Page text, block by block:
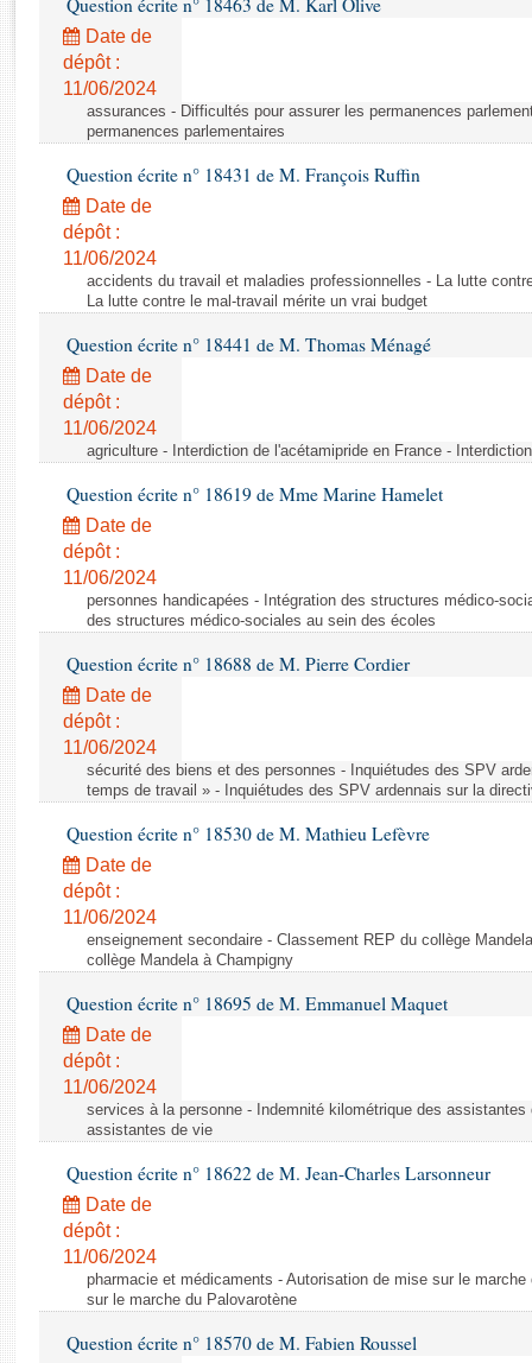
Rapports d'enquête
Rapports législatifs
Rapports sur l'application des lois
Baromètre de l’application des lois
Budget et sécurité sociale
Questions écrites et orales
Comptes rendus des débats
Question écrite n° 18463 de M. Karl Olive
Date de
dépôt :
11/06/2024
assurances - Difficultés pour assurer les permanences
permanences parlementaires
Question écrite n° 18431 de M. François Ruffin
Date de
dépôt :
11/06/2024
accidents du travail et maladies professionnelles - La lutte
La lutte contre le mal-travail mérite un vrai budget
Question écrite n° 18441 de M. Thomas Ménagé
Date de
dépôt :
11/06/2024
agriculture - Interdiction de l'acétamipride en France -
Question écrite n° 18619 de Mme Marine Hamelet
Date de
dépôt :
11/06/2024
personnes handicapées - Intégration des structures médico-
des structures médico-sociales au sein des écoles
Question écrite n° 18688 de M. Pierre Cordier
Date de
dépôt :
11/06/2024
sécurité des biens et des personnes - Inquiétudes des SPV
temps de travail » - Inquiétudes des SPV ardennais sur la
Question écrite n° 18530 de M. Mathieu Lefèvre
Date de
dépôt :
11/06/2024
enseignement secondaire - Classement REP du collège
collège Mandela à Champigny
Question écrite n° 18695 de M. Emmanuel Maquet
Date de
dépôt :
11/06/2024
services à la personne - Indemnité kilométrique des
assistantes de vie
Question écrite n° 18622 de M. Jean-Charles Larsonneur
Date de
dépôt :
11/06/2024
pharmacie et médicaments - Autorisation de mise sur le
sur le marche du Palovarotène
Question écrite n° 18570 de M. Fabien Roussel